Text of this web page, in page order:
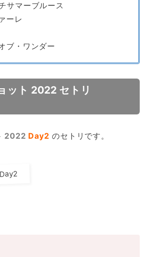
サマーブルース
ーレ
ブ・ワンダー
ット 2022 セトリ
2022 Day2 のセトリです。